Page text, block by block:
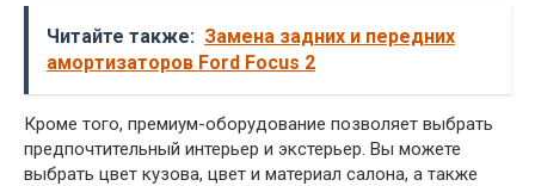
Читайте также: Замена задних и передних
амортизаторов Ford Focus 2
Кроме того, премиум-оборудование позволяет выбрать
предпочтительный интерьер и экстерьер. Вы можете
выбрать цвет кузова, цвет и материал салона, а также